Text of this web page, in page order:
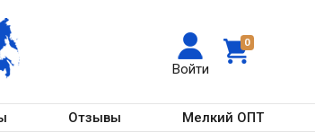
0
Войти
Отзывы Мелкий ОПТ